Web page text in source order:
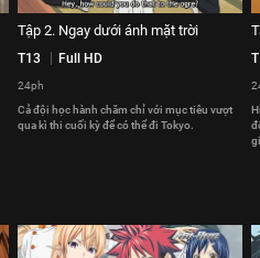
Tập 2. Ngay dưới ánh mặt trời
T13 Full HD
24ph
Cả đội học hành chăm chỉ với mục tiêu vượt
qua kì thi cuối kỳ để có thể đi Tokyo.